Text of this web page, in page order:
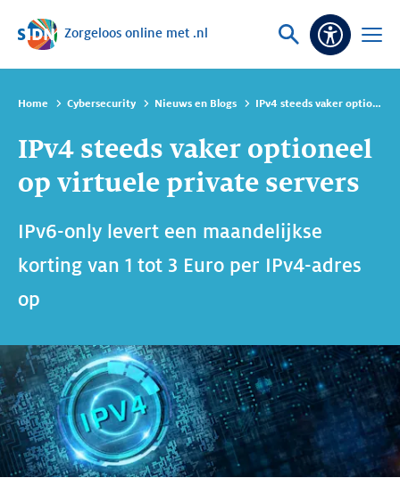
Sla navigatie over
Zorgeloos online met .nl
Vraag
Open
Home Cybersecurity Nieuws en Blogs IPv4 steeds vaker optioneel op virtuele private servers
IPv4 steeds vaker optioneel
op virtuele private servers
IPv6-only levert een maandelijkse
korting van 1 tot 3 Euro per IPv4-adres
op